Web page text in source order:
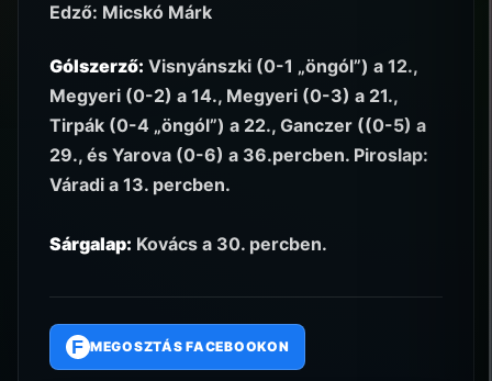
Edző: Micskó Márk
Gólszerző: Visnyánszki (0-1 „öngól”) a 12.,
Megyeri (0-2) a 14., Megyeri (0-3) a 21.,
Tirpák (0-4 „öngól”) a 22., Ganczer ((0-5) a
29., és Yarova (0-6) a 36.percben. Piroslap:
Váradi a 13. percben.
Sárgalap: Kovács a 30. percben.
F MEGOSZTÁS FACEBOOKON